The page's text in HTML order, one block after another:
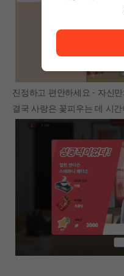
진정하고 편안하세요 - 자신
결국 사랑은 꽃피우는 데 시